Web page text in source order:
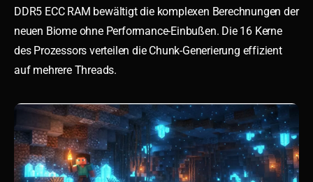
DDR5 ECC RAM bewältigt die komplexen Berechnungen der
neuen Biome ohne Performance-Einbußen. Die 16 Kerne
des Prozessors verteilen die Chunk-Generierung effizient
auf mehrere Threads.